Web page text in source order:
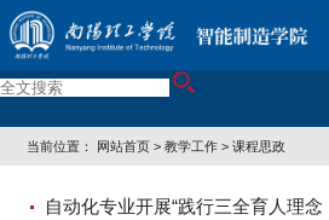
当前位置： 网站首页 >教学工作 >课程思政